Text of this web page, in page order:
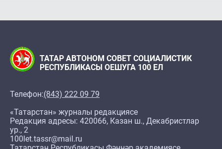
ТАТАР АВТОНОМ СОВЕТ СОЦИАЛИСТИК
РЕСПУБЛИКАСЫ ОЕШУГА 100 ЕЛ
Телефон:(843) 222 09 79
«Татарстан» журналы редакциясе
Редакция адресы: 420066, Казан ш., Декабристлар
ур., 2
100let.tassr@mail.ru